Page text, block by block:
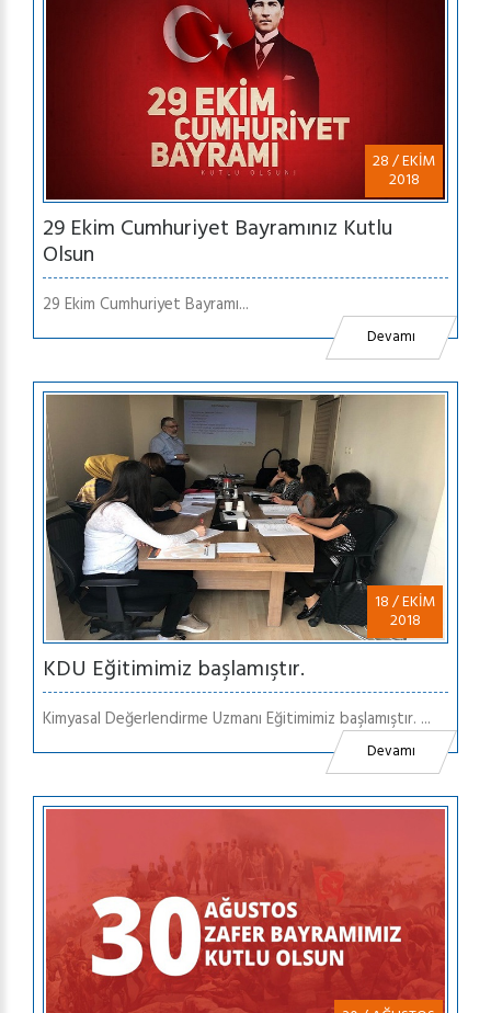
28 / EKİM
2018
29 Ekim Cumhuriyet Bayramınız Kutlu
Olsun
29 Ekim Cumhuriyet Bayramı...
Devamı
18 / EKİM
2018
KDU Eğitimimiz başlamıştır.
Kimyasal Değerlendirme Uzmanı Eğitimimiz başlamıştır. ...
Devamı